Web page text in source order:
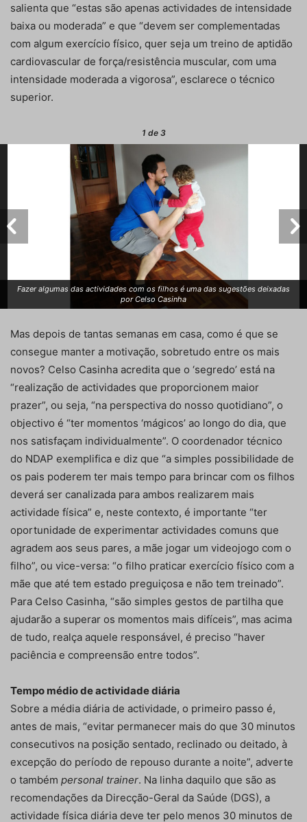
salienta que “estas são apenas actividades de intensidade
baixa ou moderada” e que “devem ser complementadas
com algum exercício físico, quer seja um treino de aptidão
cardiovascular de força/resistência muscular, com uma
intensidade moderada a vigorosa”, esclarece o técnico
superior.
1 de 3
Fazer algumas das actividades com os filhos é uma das sugestões deixadas
por Celso Casinha
Mas depois de tantas semanas em casa, como é que se
consegue manter a motivação, sobretudo entre os mais
novos? Celso Casinha acredita que o ‘segredo’ está na
“realização de actividades que proporcionem maior
prazer”, ou seja, “na perspectiva do nosso quotidiano”, o
objectivo é “ter momentos ‘mágicos’ ao longo do dia, que
nos satisfaçam individualmente”. O coordenador técnico
do NDAP exemplifica e diz que “a simples possibilidade de
os pais poderem ter mais tempo para brincar com os filhos
deverá ser canalizada para ambos realizarem mais
actividade física” e, neste contexto, é importante “ter
oportunidade de experimentar actividades comuns que
agradem aos seus pares, a mãe jogar um videojogo com o
filho”, ou vice-versa: “o filho praticar exercício físico com a
mãe que até tem estado preguiçosa e não tem treinado”.
Para Celso Casinha, “são simples gestos de partilha que
ajudarão a superar os momentos mais difíceis”, mas acima
de tudo, realça aquele responsável, é preciso “haver
paciência e compreensão entre todos”.
Tempo médio de actividade diária
Sobre a média diária de actividade, o primeiro passo é,
antes de mais, “evitar permanecer mais do que 30 minutos
consecutivos na posição sentado, reclinado ou deitado, à
excepção do período de repouso durante a noite”, adverte
o também personal trainer. Na linha daquilo que são as
recomendações da Direcção-Geral da Saúde (DGS), a
actividade física diária deve ter pelo menos 30 minutos de